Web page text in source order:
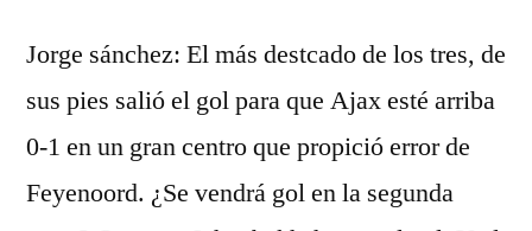
Jorge sánchez: El más destcado de los tres, de
sus pies salió el gol para que Ajax esté arriba
0-1 en un gran centro que propició error de
Feyenoord. ¿Se vendrá gol en la segunda